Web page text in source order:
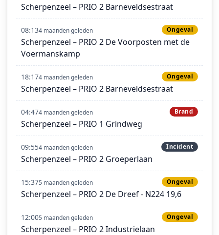
Scherpenzeel – PRIO 2 Barneveldsestraat
08:134 maanden geleden Ongeval
Scherpenzeel – PRIO 2 De Voorposten met de
Voermanskamp
18:174 maanden geleden Ongeval
Scherpenzeel – PRIO 2 Barneveldsestraat
04:474 maanden geleden Brand
Scherpenzeel – PRIO 1 Grindweg
09:554 maanden geleden Incident
Scherpenzeel – PRIO 2 Groeperlaan
15:375 maanden geleden Ongeval
Scherpenzeel – PRIO 2 De Dreef - N224 19,6
12:005 maanden geleden Ongeval
Scherpenzeel – PRIO 2 Industrielaan